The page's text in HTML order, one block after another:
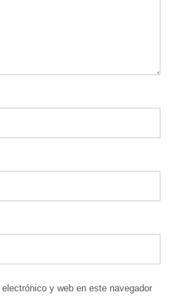
y web en este navegador